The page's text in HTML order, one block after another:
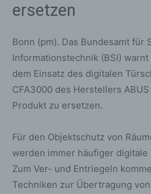
ersetzen
Bonn (pm). Das Bundesamt für
Informationstechnik (BSI)
dem Einsatz des digitalen
CFA3000 des Herstellers
Produkt zu ersetzen.
Für den Objektschutz von
werden immer häufiger
Zum Ver- und Entriegeln
Techniken zur Übertragung